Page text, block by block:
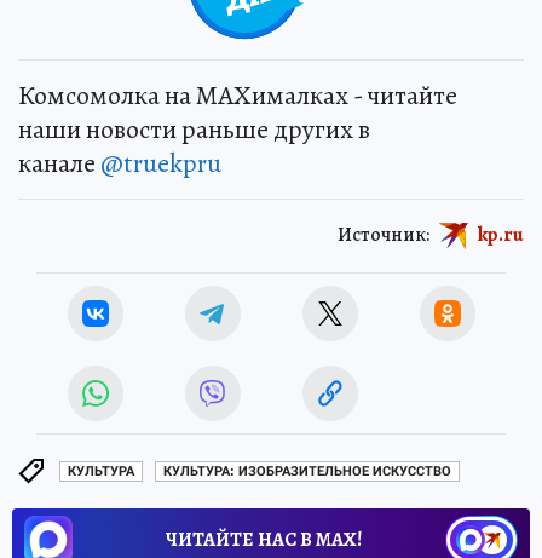
Комсомолка на MAXималках - читайте
наши новости раньше других в
канале @truekpru
Источник: kp.ru
КУЛЬТУРА КУЛЬТУРА: ИЗОБРАЗИТЕЛЬНОЕ ИСКУССТВО
ЧИТАЙТЕ НАС В МАХ!